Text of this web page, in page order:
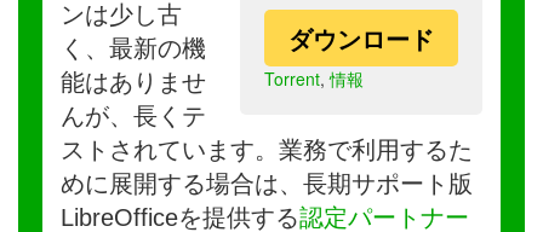
ダウンロード
Torrent,情報
ンは少し古
く、最新の機
能はありませ
んが、長くテ
ストされています。業務で利用するた
めに展開する場合は、長期サポート版
LibreOfficeを提供する認定パートナー